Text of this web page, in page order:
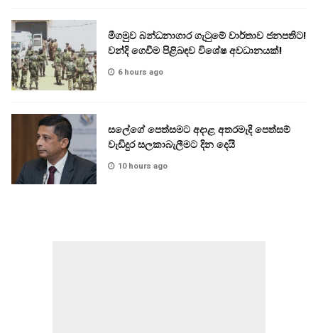
මීගමුව බන්ධනාගාර ගැටුමේ වාර්තාව ජනපතිට!
වන්දි ගෙවීම පිළිබඳව විශේෂ අවධානයක්!
6 hours ago
සලේගේ පෙත්සමට අදාළ අතරමැදි පෙත්සම්
වැඩිදුර සලකාබැලීමට දින දෙයි
10 hours ago